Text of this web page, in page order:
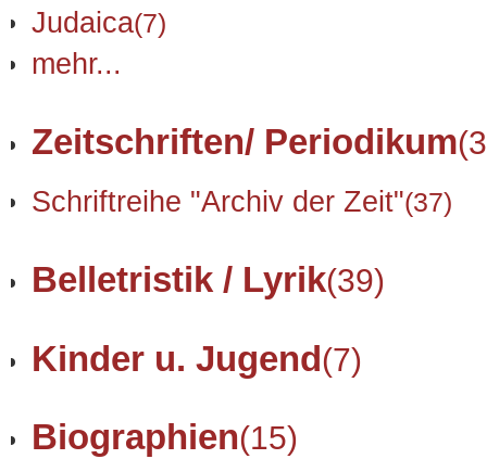
Judaica(7)
mehr...
Zeitschriften/ Periodikum
Schriftreihe "Archiv der Zeit"(37)
Belletristik / Lyrik(39)
Kinder u. Jugend(7)
Biographien(15)